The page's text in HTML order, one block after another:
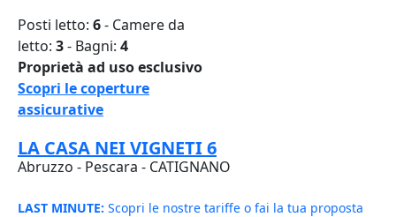
Posti letto: 6- Camere da
letto: 3- Bagni: 4
Proprietà ad uso esclusivo
Scopri le coperture
assicurative
LA CASA NEI VIGNETI 6
Abruzzo - Pescara - CATIGNANO
LAST MINUTE: Scopri le nostre tariffe o fai la tua proposta